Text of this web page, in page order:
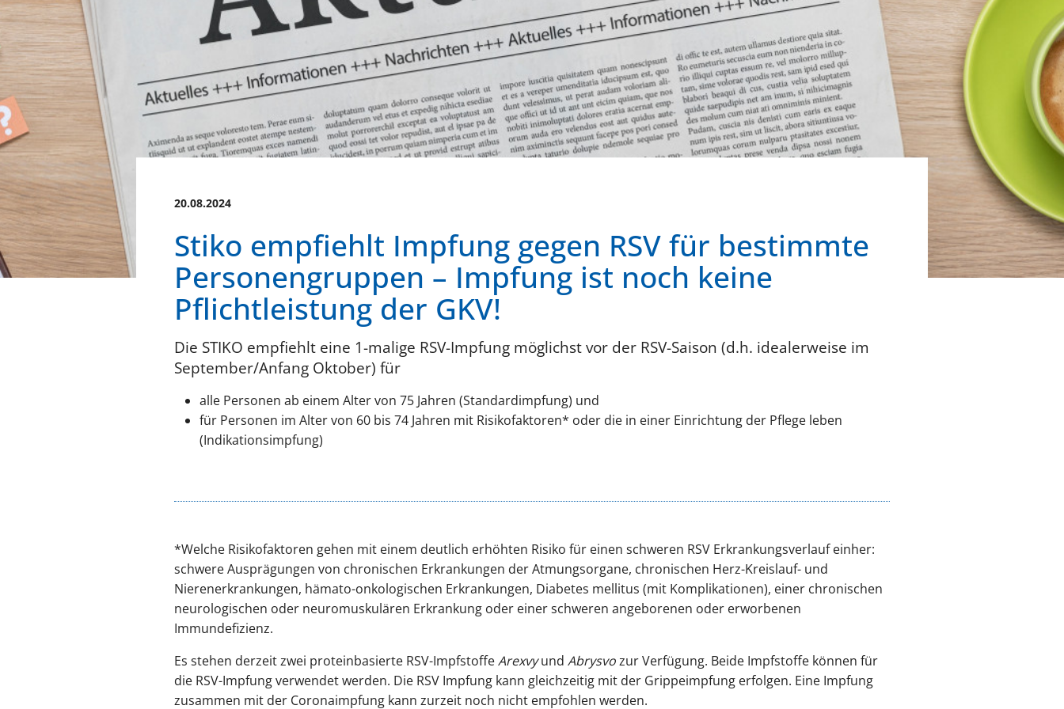
20.08.2024
Stiko empfiehlt Impfung gegen RSV für bestimmte
Personengruppen – Impfung ist noch keine
Pflichtleistung der GKV!
Die STIKO empfiehlt eine 1-malige RSV-Impfung möglichst vor der RSV-Saison (d.h. idealerweise im
September/Anfang Oktober) für
alle Personen ab einem Alter von 75 Jahren (Standardimpfung) und
für Personen im Alter von 60 bis 74 Jahren mit Risikofaktoren* oder die in einer Einrichtung der Pflege leben
(Indikationsimpfung)
*Welche Risikofaktoren gehen mit einem deutlich erhöhten Risiko für einen schweren RSV Erkrankungsverlauf einher:
schwere Ausprägungen von chronischen Erkrankungen der Atmungsorgane, chronischen Herz-Kreislauf- und
Nierenerkrankungen, hämato-onkologischen Erkrankungen, Diabetes mellitus (mit Komplikationen), einer chronischen
neurologischen oder neuromuskulären Erkrankung oder einer schweren angeborenen oder erworbenen
Immundefizienz.
Es stehen derzeit zwei proteinbasierte RSV-ImpfstoffeArexvyund Abrysvozur Verfügung. Beide Impfstoffe können für
die RSV-Impfung verwendet werden. Die RSV Impfung kann gleichzeitig mit der Grippeimpfung erfolgen. Eine Impfung
zusammen mit der Coronaimpfung kann zurzeit noch nicht empfohlen werden.